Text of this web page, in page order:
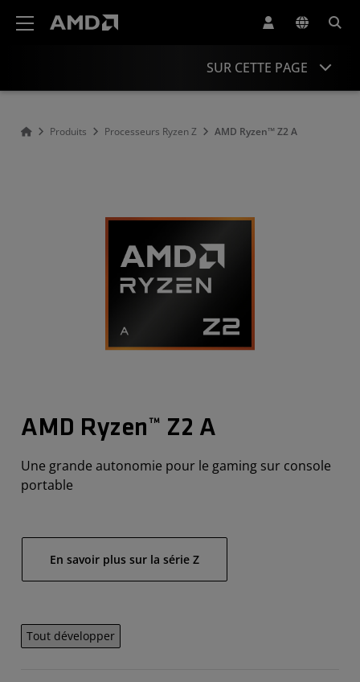
SUR CETTE PAGE
Produits Processeurs Ryzen Z AMD Ryzen™ Z2 A
AMD Ryzen™ Z2 A
Une grande autonomie pour le gaming sur console
portable
En savoir plus sur la série Z
Tout développer